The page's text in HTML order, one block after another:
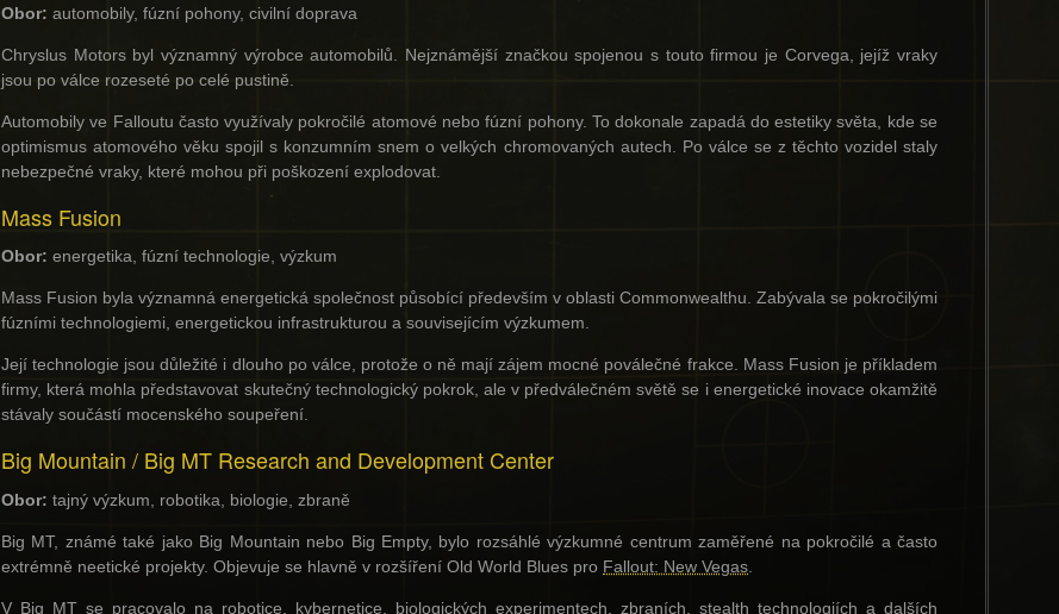
Obor: automobily, fúzní pohony, civilní doprava
Chryslus Motors byl významný výrobce automobilů. Nejznámější značkou spojenou s touto firmou je Corvega, jejíž vraky
jsou po válce rozeseté po celé pustině.
Automobily ve Falloutu často využívaly pokročilé atomové nebo fúzní pohony. To dokonale zapadá do estetiky světa, kde se
optimismus atomového věku spojil s konzumním snem o velkých chromovaných autech. Po válce se z těchto vozidel staly
nebezpečné vraky, které mohou při poškození explodovat.
Mass Fusion
Obor: energetika, fúzní technologie, výzkum
Mass Fusion byla významná energetická společnost působící především v oblasti Commonwealthu. Zabývala se pokročilými
fúzními technologiemi, energetickou infrastrukturou a souvisejícím výzkumem.
Její technologie jsou důležité i dlouho po válce, protože o ně mají zájem mocné poválečné frakce. Mass Fusion je příkladem
firmy, která mohla představovat skutečný technologický pokrok, ale v předválečném světě se i energetické inovace okamžitě
stávaly součástí mocenského soupeření.
Big Mountain / Big MT Research and Development Center
Obor: tajný výzkum, robotika, biologie, zbraně
Big MT, známé také jako Big Mountain nebo Big Empty, bylo rozsáhlé výzkumné centrum zaměřené na pokročilé a často
extrémně neetické projekty. Objevuje se hlavně v rozšíření Old World Blues pro Fallout: New Vegas.
V Big MT se pracovalo na robotice, kybernetice, biologických experimentech, zbraních, stealth technologiích a dalších